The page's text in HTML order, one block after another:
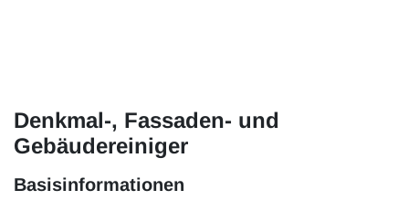
Denkmal-, Fassaden- und
Gebäudereiniger
Basisinformationen